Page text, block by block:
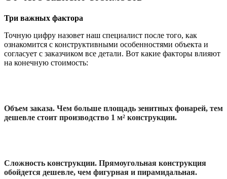
Три важных фактора
Точную цифру назовет наш специалист после того, как
ознакомится с конструктивными особенностями объекта и
согласует с заказчиком все детали. Вот какие факторы влияют
на конечную стоимость:
Объем заказа. Чем больше площадь зенитных фонарей, тем
дешевле стоит производство 1 м² конструкции.
Сложность конструкции. Прямоугольная конструкция
обойдется дешевле, чем фигурная и пирамидальная.